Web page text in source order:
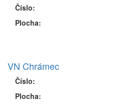
Číslo:
Plocha:
VN Chrámec
Číslo:
Plocha: